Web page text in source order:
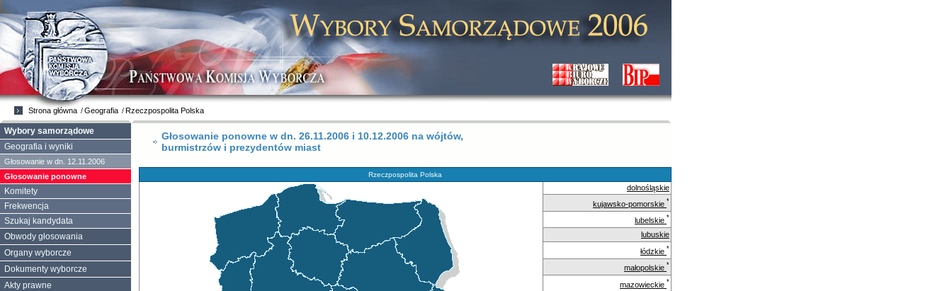
Głosowanie ponowne w dn. 26.11.2006 i 10.12.2006 na wójtów,
burmistrzów i prezydentów miast
Rzeczpospolita Polska
dolnośląskie
kujawsko-pomorskie *
lubelskie *
lubuskie
łódzkie *
małopolskie *
mazowieckie *
Strona główna Geografia Rzeczpospolita Polska
Wybory samorządowe
Geografia i wyniki
Głosowanie w dn. 12.11.2006
Głosowanie ponowne
Komitety
Frekwencja
Szukaj kandydata
Obwody głosowania
Organy wyborcze
Dokumenty wyborcze
Akty prawne